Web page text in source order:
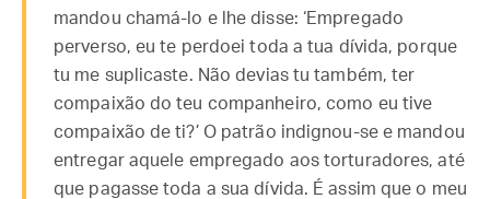
mandou chamá-lo e lhe disse: ‘Empregado
perverso, eu te perdoei toda a tua dívida, porque
tu me suplicaste. Não devias tu também, ter
compaixão do teu companheiro, como eu tive
compaixão de ti?’ O patrão indignou-se e mandou
entregar aquele empregado aos torturadores, até
que pagasse toda a sua dívida. É assim que o meu